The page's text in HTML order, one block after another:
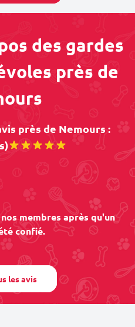
des gardes
près de
près de Nemours :
membres après qu'un
confié.
les avis